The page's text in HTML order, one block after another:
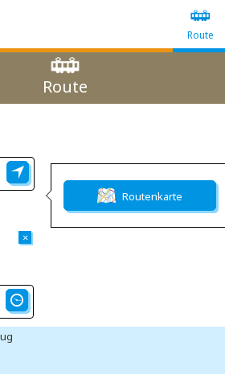
Route
Route
×
Routenkarte